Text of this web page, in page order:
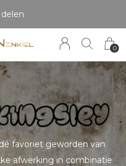
0
favoriet geworden van
afwerking in combinatie